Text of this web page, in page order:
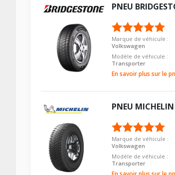
PNEU
Marque de véhicule :
Volkswagen
Modèle de véhicule :
Transporter
En savoir plus sur le
PNEU MICHELIN
Marque de véhicule :
Volkswagen
Modèle de véhicule :
Transporter